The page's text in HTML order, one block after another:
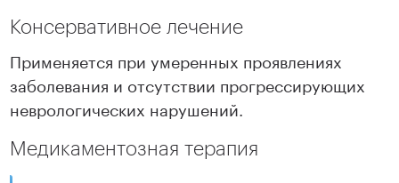
Консервативное лечение
Применяется при умеренных проявлениях
заболевания и отсутствии прогрессирующих
неврологических нарушений.
Медикаментозная терапия